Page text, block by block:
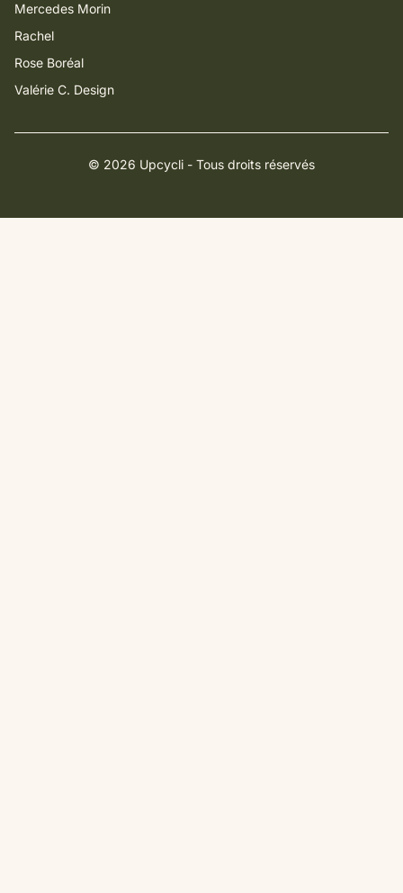
Mercedes Morin
Rachel
Rose Boréal
Valérie C. Design
© 2026 Upcycli - Tous droits réservés